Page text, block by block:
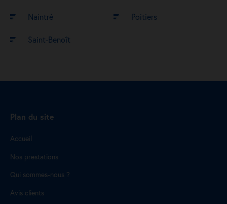
Naintré Poitiers
Saint-Benoît
Plan du site
Accueil
Nos prestations
Qui sommes-nous ?
Avis clients